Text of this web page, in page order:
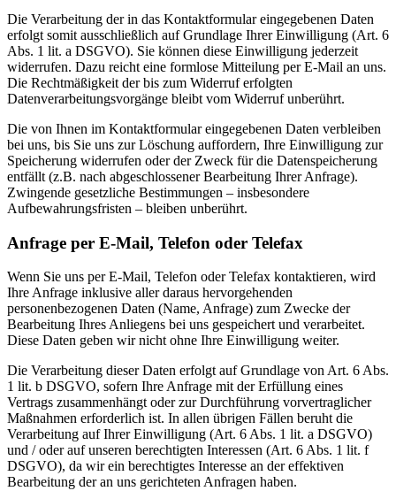
Die Verarbeitung der in das Kontaktformular eingegebenen Daten
erfolgt somit ausschließlich auf Grundlage Ihrer Einwilligung (Art. 6
Abs. 1 lit. a DSGVO). Sie können diese Einwilligung jederzeit
widerrufen. Dazu reicht eine formlose Mitteilung per E-Mail an uns.
Die Rechtmäßigkeit der bis zum Widerruf erfolgten
Datenverarbeitungsvorgänge bleibt vom Widerruf unberührt.
Die von Ihnen im Kontaktformular eingegebenen Daten verbleiben
bei uns, bis Sie uns zur Löschung auffordern, Ihre Einwilligung zur
Speicherung widerrufen oder der Zweck für die Datenspeicherung
entfällt (z.B. nach abgeschlossener Bearbeitung Ihrer Anfrage).
Zwingende gesetzliche Bestimmungen – insbesondere
Aufbewahrungsfristen – bleiben unberührt.
Anfrage per E-Mail, Telefon oder Telefax
Wenn Sie uns per E-Mail, Telefon oder Telefax kontaktieren, wird
Ihre Anfrage inklusive aller daraus hervorgehenden
personenbezogenen Daten (Name, Anfrage) zum Zwecke der
Bearbeitung Ihres Anliegens bei uns gespeichert und verarbeitet.
Diese Daten geben wir nicht ohne Ihre Einwilligung weiter.
Die Verarbeitung dieser Daten erfolgt auf Grundlage von Art. 6 Abs.
1 lit. b DSGVO, sofern Ihre Anfrage mit der Erfüllung eines
Vertrags zusammenhängt oder zur Durchführung vorvertraglicher
Maßnahmen erforderlich ist. In allen übrigen Fällen beruht die
Verarbeitung auf Ihrer Einwilligung (Art. 6 Abs. 1 lit. a DSGVO)
und / oder auf unseren berechtigten Interessen (Art. 6 Abs. 1 lit. f
DSGVO), da wir ein berechtigtes Interesse an der effektiven
Bearbeitung der an uns gerichteten Anfragen haben.